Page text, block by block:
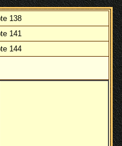
138
141
144